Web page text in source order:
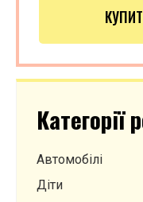
Категорії
Автомобілі
Діти